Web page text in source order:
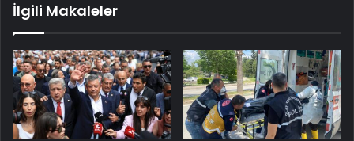
İlgili Makaleler